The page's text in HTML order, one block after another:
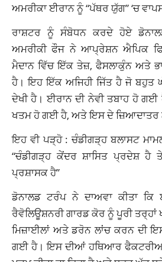
ਅਮਰੀਕਾ ਈਰਾਨ ਨੂੰ “ਪੱਥਰ ਯੁੱਗ” ‘ਚ
ਰਾਸ਼ਟਰ ਨੂੰ ਸੰਬੋਧਨ ਕਰਦੇ ਹੋਏ
ਅਮਰੀਕੀ ਫੌਜ ਨੇ ਆਪ੍ਰੇਸ਼ਨ ਐਪਿਕ
ਮੈਦਾਨ ਵਿੱਚ ਇੱਕ ਤੇਜ਼, ਫੈਸਲਾਕੁੰਨ ਅਤੇ
ਹੈ। ਇਹ ਇੱਕ ਅਜਿਹੀ ਜਿੱਤ ਹੈ ਜੋ ਬਹੁਤ
ਦੇਖੀ ਹੈ। ਈਰਾਨ ਦੀ ਨੇਵੀ ਤਬਾਹ ਹੋ
ਖਤਮ ਹੋ ਗਈ ਹੈ, ਅਤੇ ਇਸ ਦੇ ਜ਼ਿਆਦਾਤਰ
ਇਹ ਵੀ ਪੜ੍ਹੋ : ਚੰਡੀਗੜ੍ਹ ਬਲਾਸਟ
“ਚੰਡੀਗੜ੍ਹ ਕੇਂਦਰ ਸ਼ਾਸਿਤ ਪ੍ਰਦੇਸ਼
ਪ੍ਰਸ਼ਾਸਕ ਹੈ”
ਡੋਨਾਲਡ ਟਰੰਪ ਨੇ ਦਾਅਵਾ ਕੀਤਾ ਕਿ
ਰੈਵੋਲਿਊਸ਼ਨਰੀ ਗਾਰਡ ਕੋਰ ਨੂੰ ਪੂਰੀ ਤਰ੍ਹਾਂ
ਮਿਜ਼ਾਈਲਾਂ ਅਤੇ ਡਰੋਨ ਲਾਂਚ ਕਰਨ ਦੀ
ਗਈ ਹੈ। ਇਸ ਦੀਆਂ ਹਥਿਆਰ ਫੈਕਟਰੀਆਂ